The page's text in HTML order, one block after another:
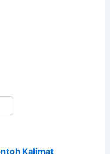
Kalimat